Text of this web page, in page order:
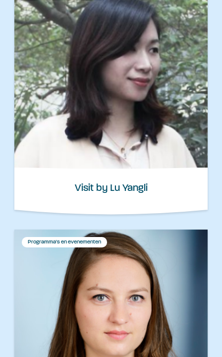
Visit by Lu Yangli
Programma's en evenementen